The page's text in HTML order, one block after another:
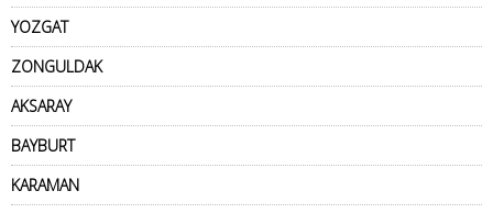
YOZGAT
ZONGULDAK
AKSARAY
BAYBURT
KARAMAN